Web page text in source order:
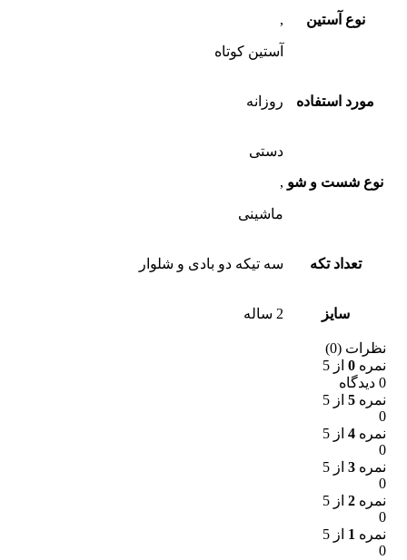
نوع آستین
,
آستین کوتاه
مورد استفاده روزانه
نوع شست و شو
دستی
,
ماشینی
تعداد تکه سه تیکه دو بادی و شلوار
سایز 2 ساله
نظرات (0)
نمره 0 از 5
0 دیدگاه
نمره 5 از 5
0
نمره 4 از 5
0
نمره 3 از 5
0
نمره 2 از 5
0
نمره 1 از 5
0